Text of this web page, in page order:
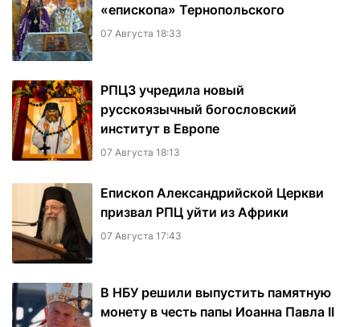
«епископа» Тернопольского
07 Августа 18:33
РПЦЗ учредила новый
русскоязычный богословский
институт в Европе
07 Августа 18:13
Епископ Александрийской Церкви
призвал РПЦ уйти из Африки
07 Августа 17:43
В НБУ решили выпустить памятную
монету в честь папы Иоанна Павла II